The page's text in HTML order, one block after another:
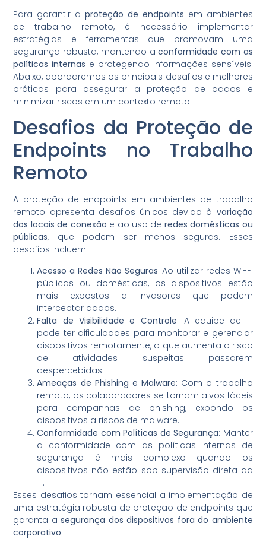
Para garantir aproteção de endpoints em ambientes
de trabalho remoto, é necessário implementar
estratégias e ferramentas que promovam uma
segurança robusta, mantendo aconformidade com as
políticas internas e protegendo informações sensíveis.
Abaixo, abordaremos os principais desafios e melhores
práticas para assegurar a proteção de dados e
minimizar riscos em um contexto remoto.
Desafios da Proteção de
Endpoints no Trabalho
Remoto
A proteção de endpoints em ambientes de trabalho
remoto apresenta desafios únicos devido à variação
dos locais de conexão e ao uso de redes domésticas ou
públicas, que podem ser menos seguras. Esses
desafios incluem:
Acesso a Redes Não Seguras: Ao utilizar redes Wi-Fi
públicas ou domésticas, os dispositivos estão
mais expostos a invasores que podem
interceptar dados.
Falta de Visibilidade e Controle: A equipe de TI
pode ter dificuldades para monitorar e gerenciar
dispositivos remotamente, o que aumenta o risco
de atividades suspeitas passarem
despercebidas.
Ameaças de Phishing e Malware: Com o trabalho
remoto, os colaboradores se tornam alvos fáceis
para campanhas de phishing, expondo os
dispositivos a riscos de malware.
Conformidade com Políticas de Segurança: Manter
a conformidade com as políticas internas de
segurança é mais complexo quando os
dispositivos não estão sob supervisão direta da
TI.
Esses desafios tornam essencial a implementação de
uma estratégia robusta de proteção de endpoints que
garanta asegurança dos dispositivos fora do ambiente
corporativo.